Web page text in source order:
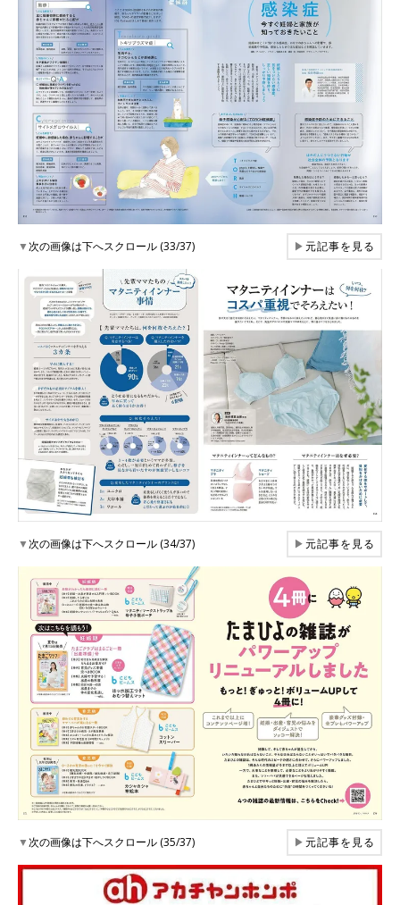
▼次の画像は下へスクロール (33/37) ▶元記事を見る
▼次の画像は下へスクロール (34/37) ▶元記事を見る
▼次の画像は下へスクロール (35/37) ▶元記事を見る